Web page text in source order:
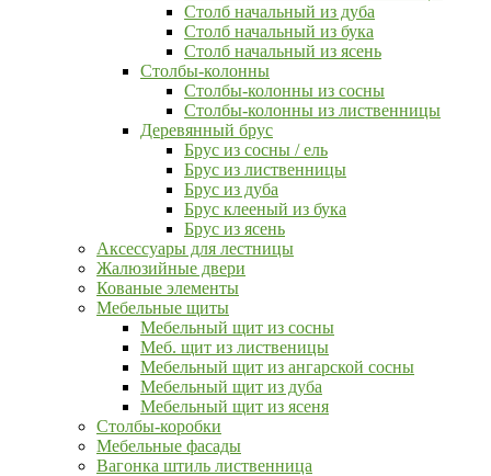
Столб начальный из дуба
Столб начальный из бука
Столб начальный из ясень
Столбы-колонны
Столбы-колонны из сосны
Столбы-колонны из лиственницы
Деревянный брус
Брус из сосны / ель
Брус из лиственницы
Брус из дуба
Брус клееный из бука
Брус из ясень
Аксессуары для лестницы
Жалюзийные двери
Кованые элементы
Мебельные щиты
Мебельный щит из сосны
Меб. щит из лиственицы
Мебельный щит из ангарской сосны
Мебельный щит из дуба
Мебельный щит из ясеня
Столбы-коробки
Мебельные фасады
Вагонка штиль лиственница